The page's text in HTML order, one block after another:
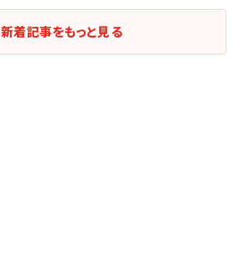
新着記事をもっと見る